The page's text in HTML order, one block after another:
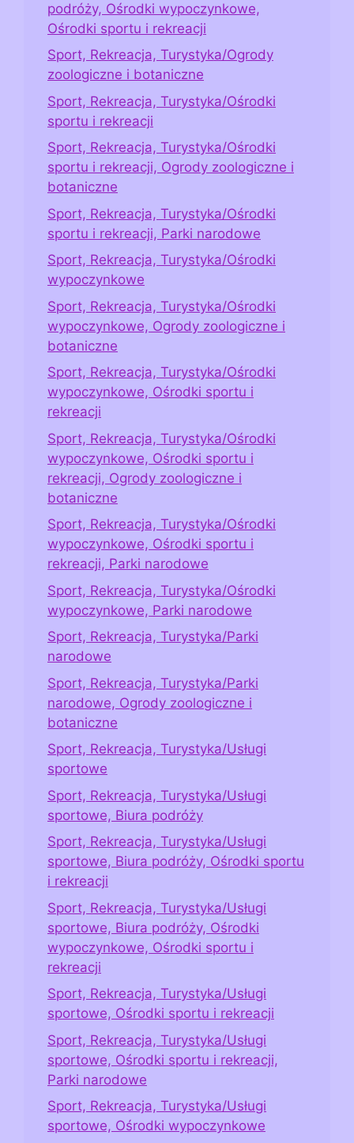
podróży, Ośrodki wypoczynkowe,
Ośrodki sportu i rekreacji
Sport, Rekreacja, Turystyka/Ogrody
zoologiczne i botaniczne
Sport, Rekreacja, Turystyka/Ośrodki
sportu i rekreacji
Sport, Rekreacja, Turystyka/Ośrodki
sportu i rekreacji, Ogrody zoologiczne i
botaniczne
Sport, Rekreacja, Turystyka/Ośrodki
sportu i rekreacji, Parki narodowe
Sport, Rekreacja, Turystyka/Ośrodki
wypoczynkowe
Sport, Rekreacja, Turystyka/Ośrodki
wypoczynkowe, Ogrody zoologiczne i
botaniczne
Sport, Rekreacja, Turystyka/Ośrodki
wypoczynkowe, Ośrodki sportu i
rekreacji
Sport, Rekreacja, Turystyka/Ośrodki
wypoczynkowe, Ośrodki sportu i
rekreacji, Ogrody zoologiczne i
botaniczne
Sport, Rekreacja, Turystyka/Ośrodki
wypoczynkowe, Ośrodki sportu i
rekreacji, Parki narodowe
Sport, Rekreacja, Turystyka/Ośrodki
wypoczynkowe, Parki narodowe
Sport, Rekreacja, Turystyka/Parki
narodowe
Sport, Rekreacja, Turystyka/Parki
narodowe, Ogrody zoologiczne i
botaniczne
Sport, Rekreacja, Turystyka/Usługi
sportowe
Sport, Rekreacja, Turystyka/Usługi
sportowe, Biura podróży
Sport, Rekreacja, Turystyka/Usługi
sportowe, Biura podróży, Ośrodki sportu
i rekreacji
Sport, Rekreacja, Turystyka/Usługi
sportowe, Biura podróży, Ośrodki
wypoczynkowe, Ośrodki sportu i
rekreacji
Sport, Rekreacja, Turystyka/Usługi
sportowe, Ośrodki sportu i rekreacji
Sport, Rekreacja, Turystyka/Usługi
sportowe, Ośrodki sportu i rekreacji,
Parki narodowe
Sport, Rekreacja, Turystyka/Usługi
sportowe, Ośrodki wypoczynkowe